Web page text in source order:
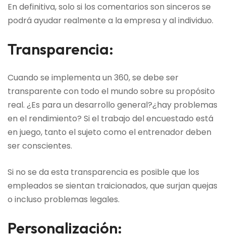
En definitiva, solo si los comentarios son sinceros se
podrá ayudar realmente a la empresa y al individuo.
Transparencia:
Cuando se implementa un 360, se debe ser
transparente con todo el mundo sobre su propósito
real. ¿Es para un desarrollo general?¿hay problemas
en el rendimiento? Si el trabajo del encuestado está
en juego, tanto el sujeto como el entrenador deben
ser conscientes.
Si no se da esta transparencia es posible que los
empleados se sientan traicionados, que surjan quejas
o incluso problemas legales.
Personalización: